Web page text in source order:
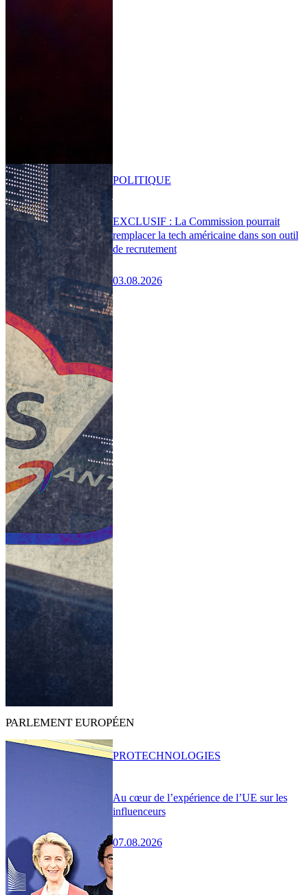
EXCLUSIF : La Commission pourrait
remplacer la tech américaine dans son outil
de recrutement
03.08.2026
POLITIQUE
PARLEMENT EUROPÉEN
Au cœur de l’expérience de l’UE sur les
influenceurs
07.08.2026
PROTECHNOLOGIES